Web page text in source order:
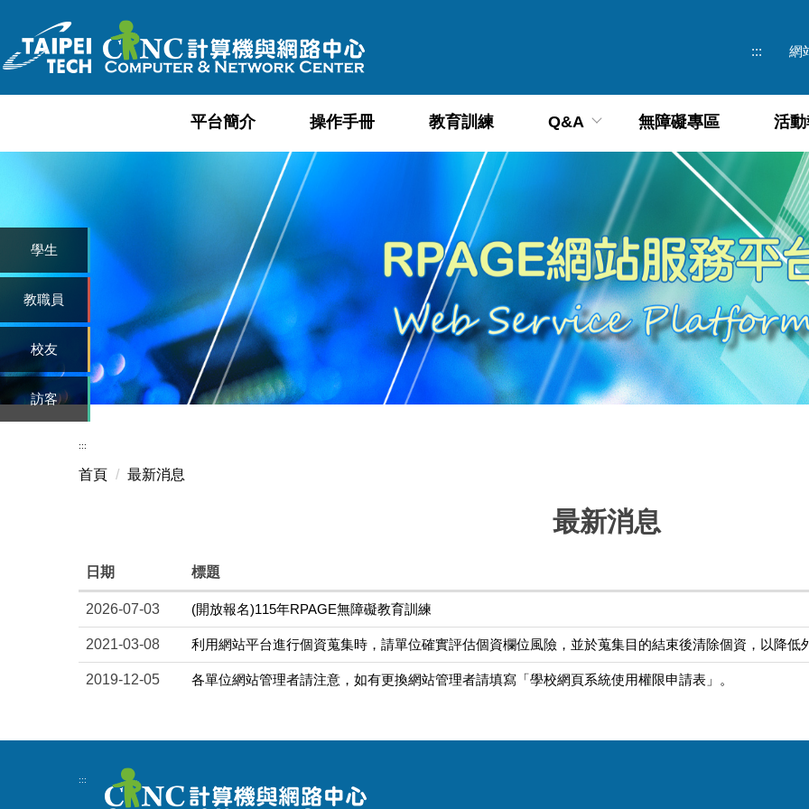
到
主
::: 網
平台簡介 操作手冊 教育訓練 Q&A 無障礙專區 活
學生
教職員
校友
訪客
:::
首頁 最新消息
最新消息
日期 標題
2026-07-03 (開放報名)115年RPAGE無障礙教育訓練
2021-03-08 利用網站平台進行個資蒐集時，請單位確實評估個資欄位風險，並於蒐集目的結束後清除個資，以降低
2019-12-05 各單位網站管理者請注意，如有更換網站管理者請填寫「學校網頁系統使用權限申請表」。
:::